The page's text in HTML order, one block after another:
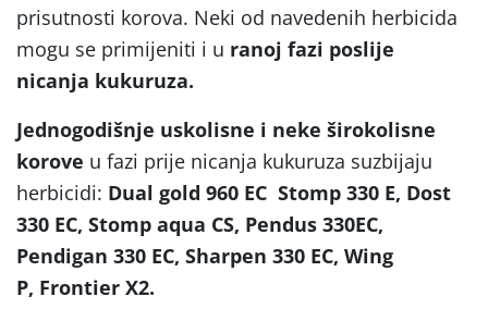
prisutnosti korova. Neki od navedenih herbicida
mogu se primijeniti i u ranoj fazi poslije
nicanja kukuruza.
Jednogodišnje uskolisne i neke širokolisne
korove u fazi prije nicanja kukuruza suzbijaju
herbicidi: Dual gold 960 EC Stomp 330 E, Dost
330 EC, Stomp aqua CS, Pendus 330EC,
Pendigan 330 EC, Sharpen 330 EC, Wing
P, Frontier X2.